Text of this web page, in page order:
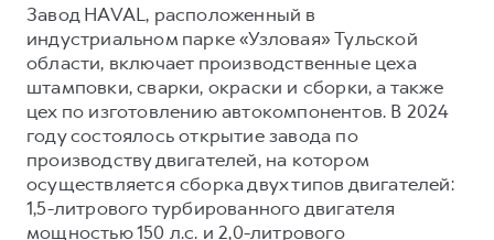
Завод HAVAL, расположенный в
индустриальном парке «Узловая» Тульской
области, включает производственные цеха
штамповки, сварки, окраски и сборки, а также
цех по изготовлению автокомпонентов. В 2024
году состоялось открытие завода по
производству двигателей, на котором
осуществляется сборка двух типов двигателей:
1,5-литрового турбированного двигателя
мощностью 150 л.с. и 2,0-литрового